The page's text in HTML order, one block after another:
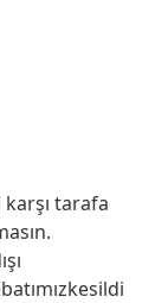
tarafa